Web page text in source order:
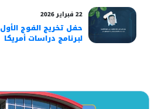
22 فبراير 2026
حفل تخريج الفوج الأول
لبرنامج دراسات أمريكا